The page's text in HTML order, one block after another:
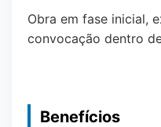
Obra em fase inicial,
convocação dentro
Benefícios